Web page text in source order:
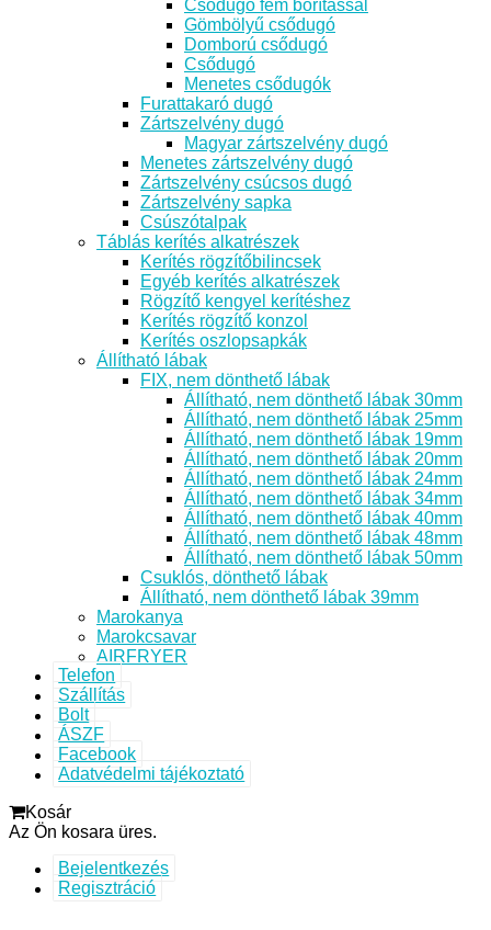
Csődugó fém borítással
Gömbölyű csődugó
Domború csődugó
Csődugó
Menetes csődugók
Furattakaró dugó
Zártszelvény dugó
Magyar zártszelvény dugó
Menetes zártszelvény dugó
Zártszelvény csúcsos dugó
Zártszelvény sapka
Csúszótalpak
Táblás kerítés alkatrészek
Kerítés rögzítőbilincsek
Egyéb kerítés alkatrészek
Rögzítő kengyel kerítéshez
Kerítés rögzítő konzol
Kerítés oszlopsapkák
Állítható lábak
FIX, nem dönthető lábak
Állítható, nem dönthető lábak 30mm
Állítható, nem dönthető lábak 25mm
Állítható, nem dönthető lábak 19mm
Állítható, nem dönthető lábak 20mm
Állítható, nem dönthető lábak 24mm
Állítható, nem dönthető lábak 34mm
Állítható, nem dönthető lábak 40mm
Állítható, nem dönthető lábak 48mm
Állítható, nem dönthető lábak 50mm
Csuklós, dönthető lábak
Állítható, nem dönthető lábak 39mm
Marokanya
Marokcsavar
AIRFRYER
Telefon
Szállítás
Bolt
ÁSZF
Facebook
Adatvédelmi tájékoztató
Kosár
Az Ön kosara üres.
Bejelentkezés
Regisztráció